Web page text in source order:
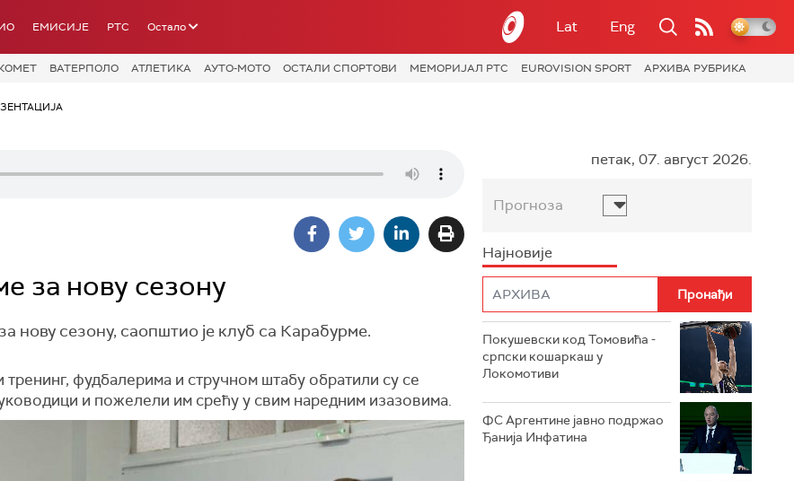
ЕМИСИЈЕ РТС Остало Lat Eng
ВАТЕРПОЛО АТЛЕТИКА АУТО-МОТО ОСТАЛИ СПОРТОВИ МЕМОРИЈАЛ РТС EUROVISION SPORT АРХИВА РУБРИКА
за нову сезону
сезону, саопштио је клуб са Карабурме.
фудбалерима и стручном штабу обратили су се
и пожелели им срећу у свим наредним изазовима.
петак, 07. август 2026.
Прогноза
Најновије
Покушевски код Томовића -
српски кошаркаш у
Локомотиви
ФС Аргентине јавно подржао
Ђанија Инфатина